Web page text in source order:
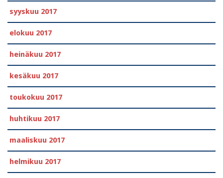
syyskuu 2017
elokuu 2017
heinäkuu 2017
kesäkuu 2017
toukokuu 2017
huhtikuu 2017
maaliskuu 2017
helmikuu 2017